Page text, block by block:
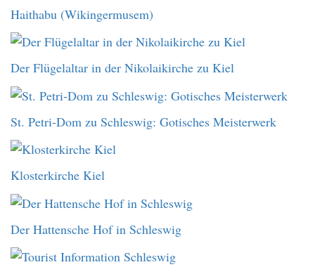
Haithabu (Wikingermusem)
Der Flügelaltar in der Nikolaikirche zu Kiel
St. Petri-Dom zu Schleswig: Gotisches Meisterwerk
Klosterkirche Kiel
Der Hattensche Hof in Schleswig